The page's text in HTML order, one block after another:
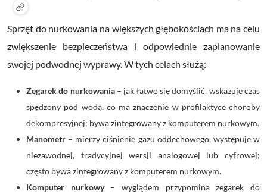
Sprzęt do nurkowania na większych głębokościach ma na celu
zwiększenie bezpieczeństwa i odpowiednie zaplanowanie
swojej podwodnej wyprawy. W tych celach służą:
Zegarek do nurkowania– jak łatwo się domyślić, wskazuje czas
spędzony pod wodą, co ma znaczenie w profilaktyce choroby
dekompresyjnej; bywa zintegrowany z komputerem nurkowym.
Manometr – mierzy ciśnienie gazu oddechowego, występuje w
niezawodnej, tradycyjnej wersji analogowej lub cyfrowej;
często bywa zintegrowany z komputerem nurkowym.
Komputer nurkowy – wyglądem przypomina zegarek do